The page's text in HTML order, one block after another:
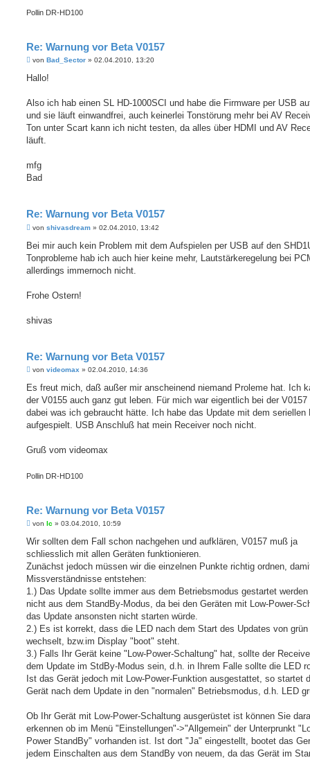
Pollin DR-HD100
Re: Warnung vor Beta V0157
B
i
a
von Bad_Sector » 02.04.2010, 13:20
Hallo!
Also ich hab einen SL HD-1000SCI und habe die Firmware per USB
und sie läuft einwandfrei, auch keinerlei Tonstörung mehr bei AV
Ton unter Scart kann ich nicht testen, da alles über HDMI und AV
läuft.
mfg
Bad
Re: Warnung vor Beta V0157
B
i
r
a
von shivasdream » 02.04.2010, 13:42
Bei mir auch kein Problem mit dem Aufspielen per USB auf den
Tonprobleme hab ich auch hier keine mehr, Lautstärkeregelung bei
allerdings immernoch nicht.
Frohe Ostern!
shivas
Re: Warnung vor Beta V0157
B
i
r
a
von videomax » 02.04.2010, 14:36
Es freut mich, daß außer mir anscheinend niemand Proleme hat. Ich
der V0155 auch ganz gut leben. Für mich war eigentlich bei der
dabei was ich gebraucht hätte. Ich habe das Update mit dem seriellen
aufgespielt. USB Anschluß hat mein Receiver noch nicht.
Gruß vom videomax
Pollin DR-HD100
Re: Warnung vor Beta V0157
B
i
r
a
von lc » 03.04.2010, 10:59
Wir sollten dem Fall schon nachgehen und aufklären, V0157 muß ja
schliesslich mit allen Geräten funktionieren.
Zunächst jedoch müssen wir die einzelnen Punkte richtig ordnen,
Missverständnisse entstehen:
1.) Das Update sollte immer aus dem Betriebsmodus gestartet werden
nicht aus dem StandBy-Modus, da bei den Geräten mit Low-Power-
das Update ansonsten nicht starten würde.
2.) Es ist korrekt, dass die LED nach dem Start des Updates von grün
wechselt, bzw.im Display "boot" steht.
3.) Falls Ihr Gerät keine "Low-Power-Schaltung" hat, sollte der
dem Update im StdBy-Modus sein, d.h. in Ihrem Falle sollte die LED
Ist das Gerät jedoch mit Low-Power-Funktion ausgestattet, so startet
Gerät nach dem Update in den "normalen" Betriebsmodus, d.h. LED
Ob Ihr Gerät mit Low-Power-Schaltung ausgerüstet ist können Sie
erkennen ob im Menü "Einstellungen"->"Allgemein" der Unterprunkt
Power StandBy" vorhanden ist. Ist dort "Ja" eingestellt, bootet das
jedem Einschalten aus dem StandBy von neuem, da das Gerät im